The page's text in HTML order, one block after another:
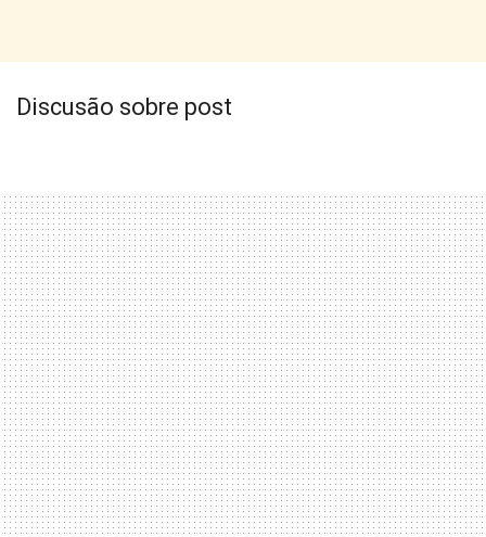
Discusão sobre post